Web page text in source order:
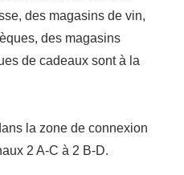
des magasins de vin,
des magasins
de cadeaux sont à la
la zone de connexion
2 A-C à 2 B-D.